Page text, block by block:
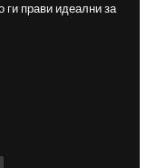
ги прави идеални за